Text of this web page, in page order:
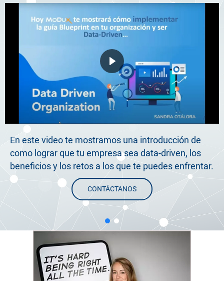
En este video te mostramos una introducción de
como lograr que tu empresa sea data-driven, los
beneficios y los retos a los que te puedes enfrentar.
CONTÁCTANOS